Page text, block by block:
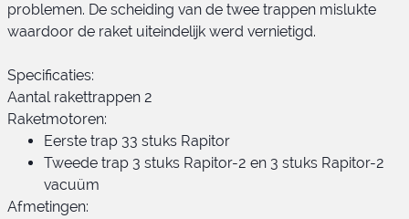
Starship
problemen. De scheiding van de twee trappen mislukte
waardoor de raket uiteindelijk werd vernietigd.
Specificaties:
Aantal rakettrappen 2
Raketmotoren:
Eerste trap 33 stuks Rapitor
Tweede trap 3 stuks Rapitor-2 en 3 stuks Rapitor-2
vacuüm
Afmetingen: